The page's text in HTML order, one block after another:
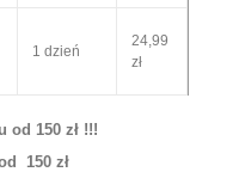
1 dzień
24,99
zł
od 150 zł !!!
150 zł